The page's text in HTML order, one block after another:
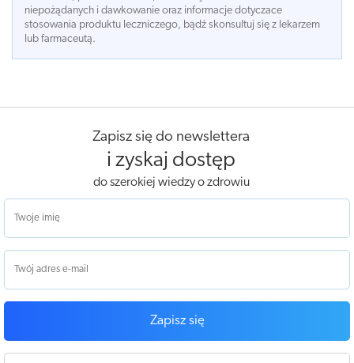
niepożądanych i dawkowanie oraz informacje dotyczace
stosowania produktu leczniczego, bądź skonsultuj się z lekarzem
lub farmaceutą.
Zapisz się do newslettera
i zyskaj dostęp
do szerokiej wiedzy o zdrowiu
Zapisz się